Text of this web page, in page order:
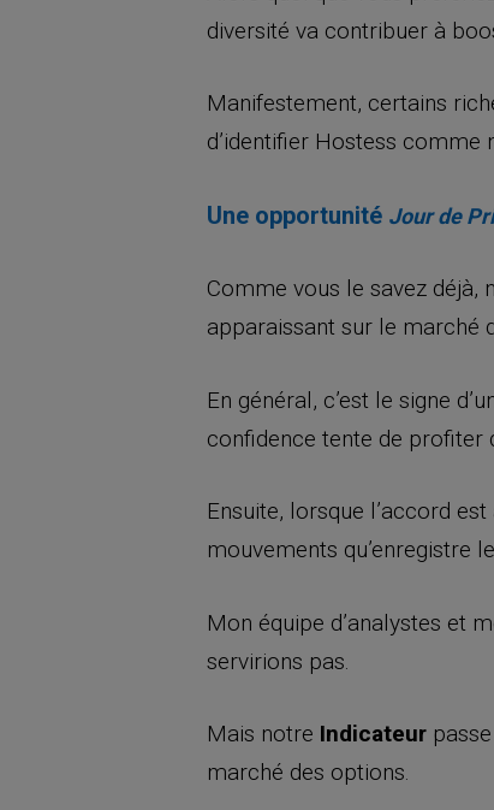
diversité va contribuer à
Manifestement, certains
d’identifier Hostess comme
Une opportunité Jour de
Comme vous le savez déjà,
apparaissant sur le marché
En général, c’est le signe
confidence tente de profiter
Ensuite, lorsque l’accord
mouvements qu’enregistre
Mon équipe d’analystes et
servirions pas.
Mais notre Indicateur
marché des options.